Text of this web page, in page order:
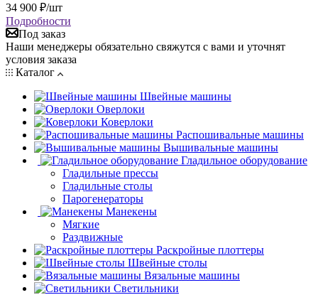
34 900 ₽/шт
Подробности
Под заказ
Наши менеджеры обязательно свяжутся с вами и уточнят
условия заказа
Каталог
Швейные машины
Оверлоки
Коверлоки
Распошивальные машины
Вышивальные машины
Гладильное оборудование
Гладильные прессы
Гладильные столы
Парогенераторы
Манекены
Мягкие
Раздвижные
Раскройные плоттеры
Швейные столы
Вязальные машины
Светильники